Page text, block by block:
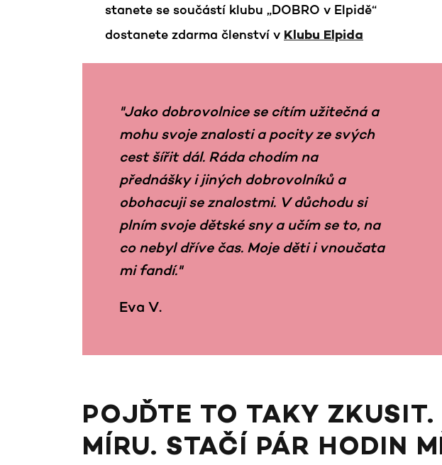
stanete se součástí klubu „DOBRO v Elpidě“
dostanete zdarma členství v Klubu Elpida
"Jako dobrovolnice se cítím užitečná a
mohu svoje znalosti a pocity ze svých
cest šířit dál. Ráda chodím na
přednášky i jiných dobrovolníků a
obohacuji se znalostmi. V důchodu si
plním svoje dětské sny a učím se to, na
co nebyl dříve čas. Moje děti i vnoučata
mi fandí."
Eva V.
POJĎTE TO TAKY
MÍRU. STAČÍ PÁR HODIN